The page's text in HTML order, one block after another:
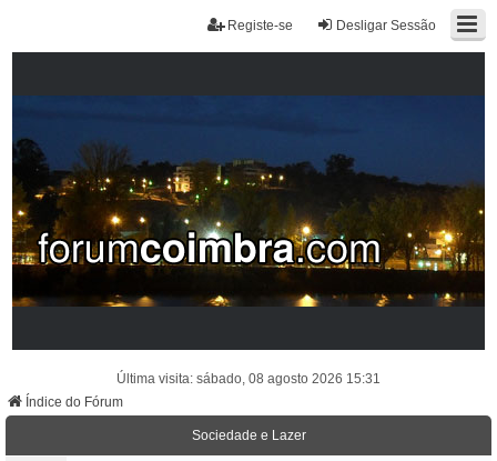
Desligar Sessão
Registe-se
Última visita: sábado, 08 agosto 2026 15:31
Índice do Fórum
Sociedade e Lazer